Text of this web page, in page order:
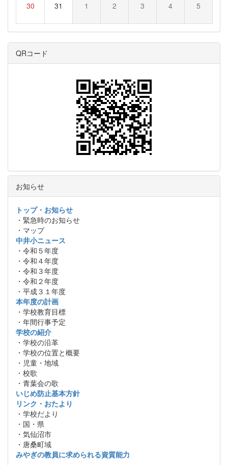
30 31 1 2 3 4 5
QRコード
お知らせ
トップ・お知らせ
・緊急時のお知らせ
・マップ
中井小ニュース
・令和５年度
・令和４年度
・令和３年度
・令和２年度
・平成３１年度
本年度の計画
・学校教育目標
・年間行事予定
学校の紹介
・学校の沿革
・学校の位置と概要
・児童・地域
・校歌
・青葉会の歌
いじめ防止基本方針
リンク・おたより
・学校だより
・国・県
・気仙沼市
・唐桑町域
みやぎの教員に求められる資質能力